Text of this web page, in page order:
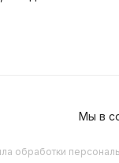
Мы в
обработки